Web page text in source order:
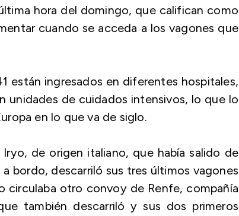
hora del domingo, que califican como
cuando se acceda a los vagones que
están ingresados en diferentes hospitales,
unidades de cuidados intensivos, lo que lo
en lo que va de siglo.
de origen italiano, que había salido de
bordo, descarriló sus tres últimos vagones
circulaba otro convoy de Renfe, compañía
también descarriló y sus dos primeros